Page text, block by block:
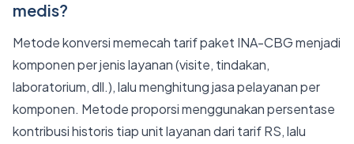
medis?
Metode konversi memecah tarif paket INA-CBG menjadi
komponen per jenis layanan (visite, tindakan,
laboratorium, dll.), lalu menghitung jasa pelayanan per
komponen. Metode proporsi menggunakan persentase
kontribusi historis tiap unit layanan dari tarif RS, lalu